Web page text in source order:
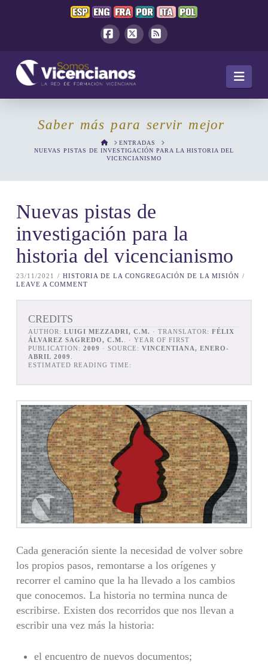
Saber más para servir mejor
HOMEENTRADAS
NUEVAS PISTAS DE INVESTIGACIÓN PARA LA HISTORIA DEL
VICENCIANISMO
Nuevas pistas de
investigación para la
historia del vicencianismo
23/11/2021
HISTORIA DE LA CONGREGACIÓN DE LA MISIÓN
LEAVE A COMMENT
CREDITS
AUTHOR: LUIGI MEZZADRI, C.M. · TRANSLATOR: FÉLIX
ÁLVAREZ SAGREDO, C.M.
. · YEAR OF FIRST
PUBLICATION: 2009 · SOURCE: VINCENTIANA, ENERO-
ABRIL 2009
ESTIMATED READING TIME:
Cada generación siente la necesidad de volver sobre
los propios pasos, remontarse a los orígenes y
recorrer el camino que la ha lle­vado a los cambios
que conocemos. La historia no termina nunca de
escribirse. Existen dos recorridos que nos llevan a
escribir una vez más la historia:
el encuentro de nuevos documentos;